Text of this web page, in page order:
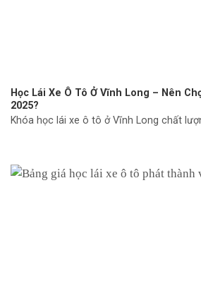
Học Lái Xe Ô Tô Ở Vĩnh Long – Nên
2025?
Khóa học lái xe ô tô ở Vĩnh Long chất